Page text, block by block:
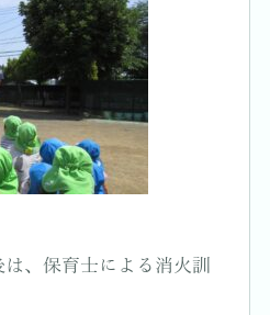
、保育士による消火訓